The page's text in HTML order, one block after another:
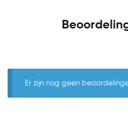
Er zijn nog geen